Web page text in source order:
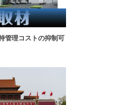
管理コストの抑制可